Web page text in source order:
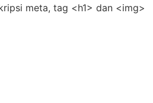
meta, tag <h1> dan <img>